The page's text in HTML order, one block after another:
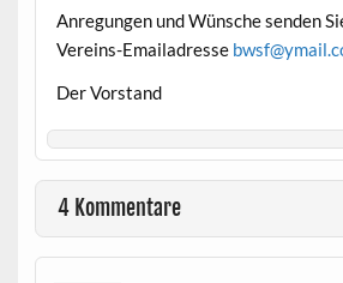
Anregungen und Wünsche senden
Vereins-Emailadresse
Der Vorstand
4 Kommentare